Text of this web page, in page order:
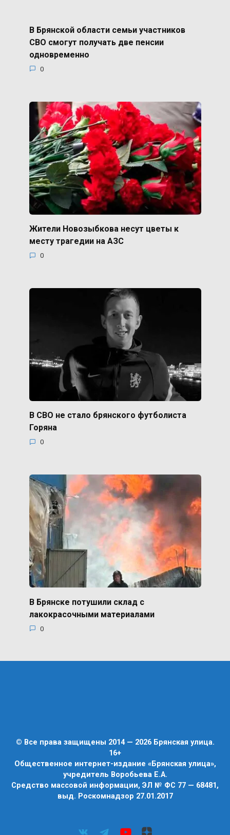
В Брянской области семьи участников
СВО смогут получать две пенсии
одновременно
0
Жители Новозыбкова несут цветы к
месту трагедии на АЗС
0
В СВО не стало брянского футболиста
Горяна
0
В Брянске потушили склад с
лакокрасочными материалами
0
© Все права защищены 2014 — 2026 Брянская улица.
16+
Общественное интернет-издание «Брянская улица»,
учредитель Воробьева Е.А.
Средство массовой информации, ЭЛ № ФС 77 — 68481,
выд. Роскомнадзор 27.01.2017